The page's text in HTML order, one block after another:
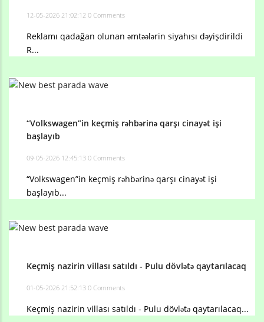
12-05-2026 21:02:12 0 Comments
Reklamı qadağan olunan əmtəələrin siyahısı dəyişdirildi
R...
“Volkswagen”in keçmiş rəhbərinə qarşı cinayət işi
başlayıb
09-05-2026 12:45:13 0 Comments
“Volkswagen”in keçmiş rəhbərinə qarşı cinayət işi
başlayıb...
Keçmiş nazirin villası satıldı - Pulu dövlətə qaytarılacaq
01-05-2026 21:52:13 0 Comments
Keçmiş nazirin villası satıldı - Pulu dövlətə qaytarılacaq...